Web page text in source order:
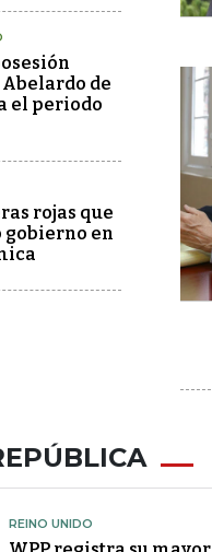
de
el periodo
rojas que
gobierno en
REINO UNIDO